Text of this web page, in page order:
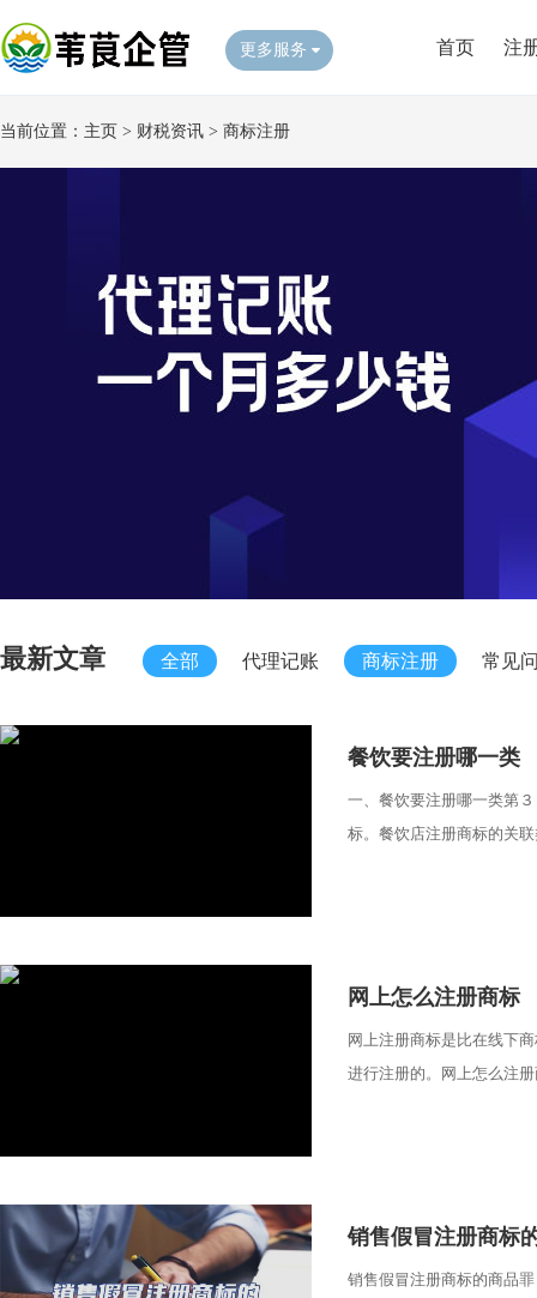
更多服务 首页 注
当前位置： 主页 > 财税资讯 > 商标注册
最新文章 全部 代理记账 商标注册 常见
​餐饮要注册哪一类
一、餐饮要注册哪一类第
标。餐饮店注册商标的关
​网上怎么注册商标
网上注册商标是比在线下
进行注册的。网上怎么注
销售假冒注册商标
销售假冒注册商标的商品